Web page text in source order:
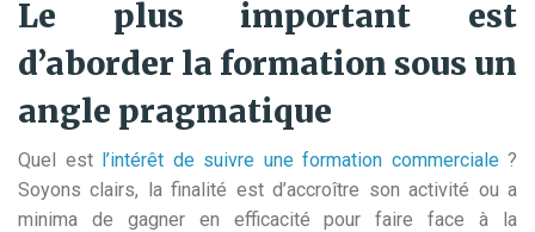
Le plus important est
d’aborder la formation sous un
angle pragmatique
Quel est l’intérêt de suivre une formation commerciale?
Soyons clairs, la finalité est d’accroître son activité ou a
minima de gagner en efficacité pour faire face à la